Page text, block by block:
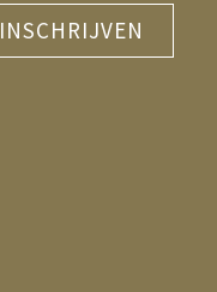
INSCHRIJVEN